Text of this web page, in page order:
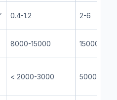
0.4-1.2 2-6
8000-15000 15000-
< 2000-3000 5000-